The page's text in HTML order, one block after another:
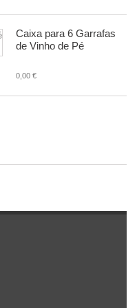
Caixa para 6 Garrafas
de Vinho de Pé
0,00 €